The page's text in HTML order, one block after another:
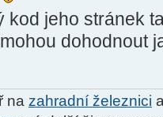
kod jeho stránek
dohodnout
na zahradní železnici